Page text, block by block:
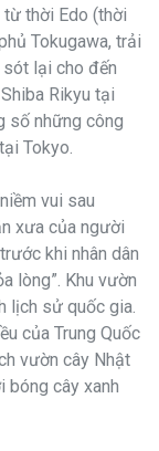
thời Edo (thời
Tokugawa, trải
lại cho đến
Rikyu tại
số những công
Tokyo.
vui sau
xưa của người
khi nhân dân
lòng”. Khu vườn
lịch sử quốc gia.
của Trung Quốc
vườn cây Nhật
bóng cây xanh